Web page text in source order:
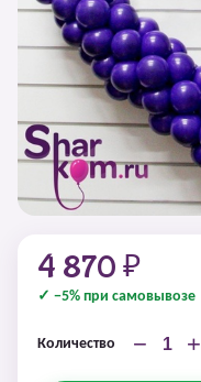
4 870 ₽
✓ −5% при самовывозе
Количество − +